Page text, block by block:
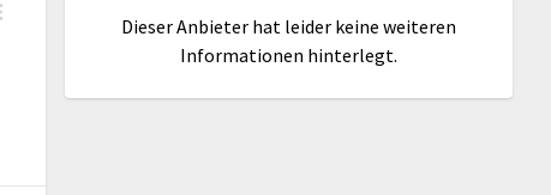
Dieser Anbieter hat leider keine weiteren
Informationen hinterlegt.